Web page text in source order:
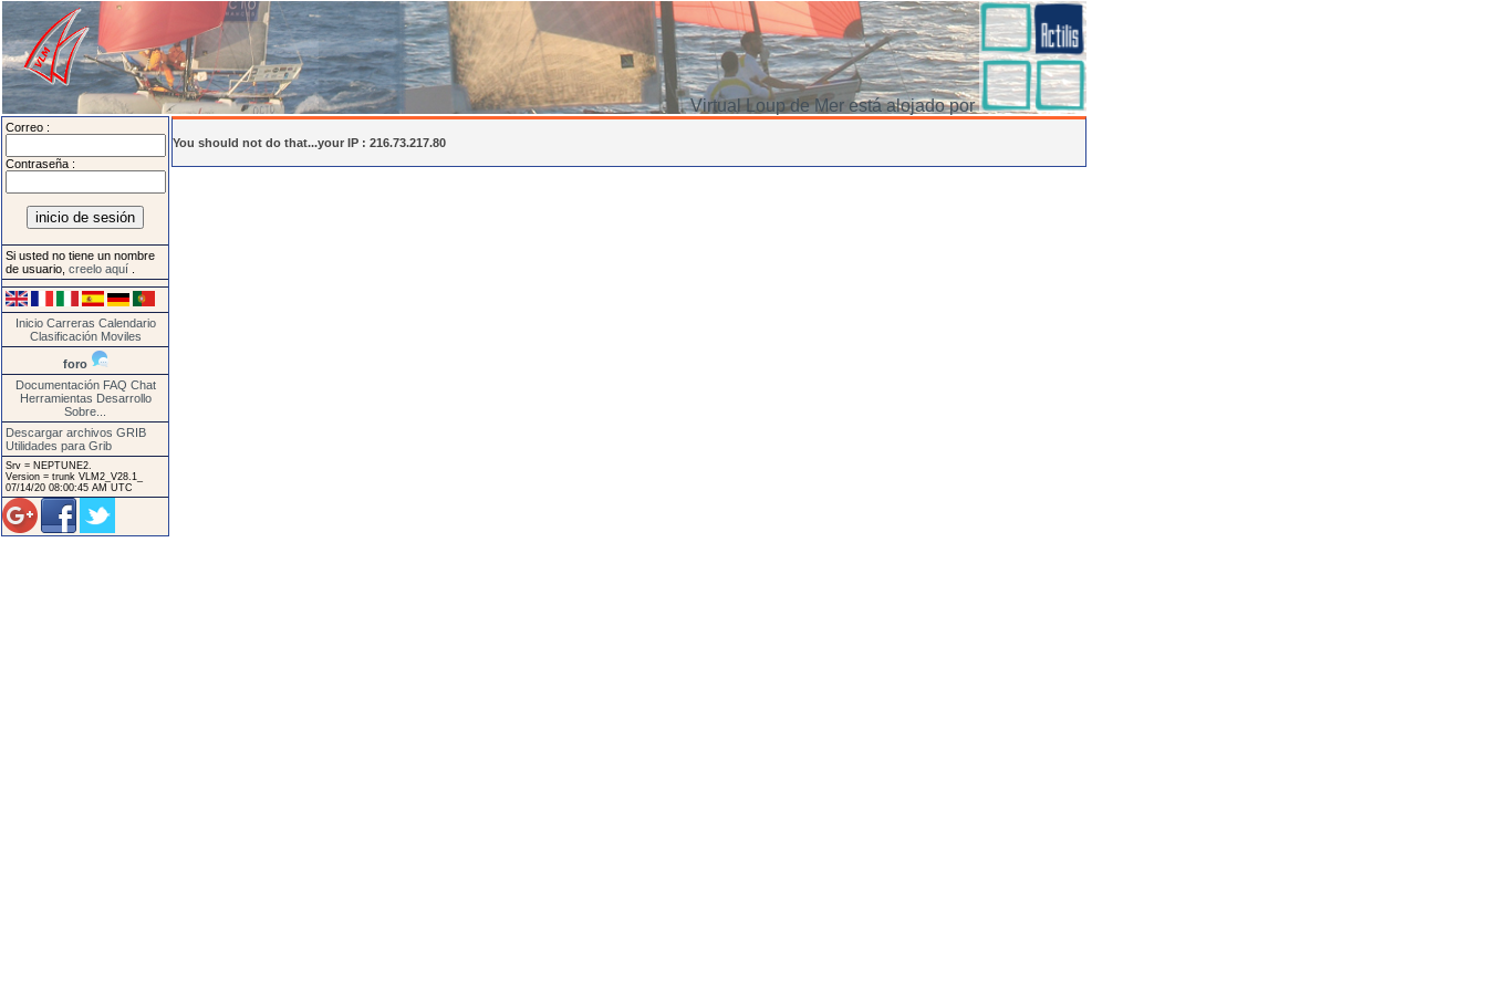
Virtual Loup de Mer está alojado por
Correo :
Contraseña :
Si usted no tiene un nombre
de usuario, creelo aquí
Inicio Carreras Calendario
Clasificación Moviles
foro
Documentación FAQ Chat
Herramientas Desarrollo
Sobre...
Descargar archivos GRIB
Utilidades para Grib
Srv = NEPTUNE2.
Version = trunk VLM2_V28.1_
07/14/20 08:00:45 AM UTC
You should not do that...your IP : 216.73.217.80